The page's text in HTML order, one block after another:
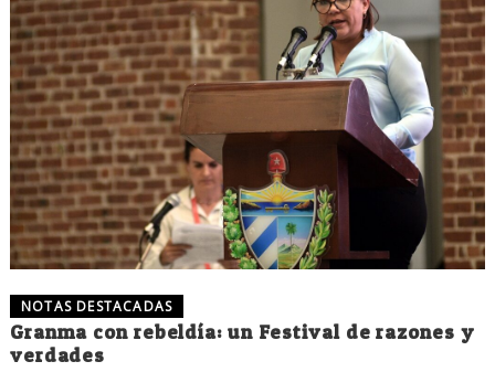
NOTAS DESTACADAS
Granma con rebeldía: un Festival de razones y
verdades